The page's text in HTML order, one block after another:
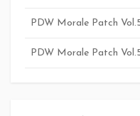
PDW Morale Patch
PDW Morale Patch